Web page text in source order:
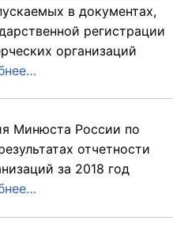
в документах,
регистрации
организаций
Минюста России по
отчетности
за 2018 год